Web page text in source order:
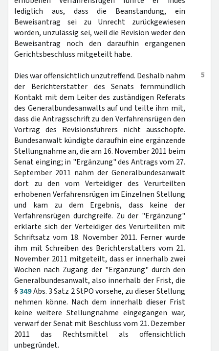
lediglich aus, dass die Beanstandung, ein
Beweisantrag sei zu Unrecht zurückgewiesen
worden, unzulässig sei, weil die Revision weder den
Beweisantrag noch den daraufhin ergangenen
Gerichtsbeschluss mitgeteilt habe.
5
Dies war offensichtlich unzutreffend. Deshalb nahm
der Berichterstatter des Senats fernmündlich
Kontakt mit dem Leiter des zuständigen Referats
des Generalbundesanwalts auf und teilte ihm mit,
dass die Antragsschrift zu den Verfahrensrügen den
Vortrag des Revisionsführers nicht ausschöpfe.
Bundesanwalt kündigte daraufhin eine ergänzende
Stellungnahme an, die am 16. November 2011 beim
Senat einging; in "Ergänzung" des Antrags vom 27.
September 2011 nahm der Generalbundesanwalt
dort zu den vom Verteidiger des Verurteilten
erhobenen Verfahrensrügen im Einzelnen Stellung
und kam zu dem Ergebnis, dass keine der
Verfahrensrügen durchgreife. Zu der "Ergänzung"
erklärte sich der Verteidiger des Verurteilten mit
Schriftsatz vom 18. November 2011. Ferner wurde
ihm mit Schreiben des Berichterstatters vom 21.
November 2011 mitgeteilt, dass er innerhalb zwei
Wochen nach Zugang der "Ergänzung" durch den
Generalbundesanwalt, also innerhalb der Frist, die
§349Abs. 3 Satz 2 StPO vorsehe, zu dieser Stellung
nehmen könne. Nach dem innerhalb dieser Frist
keine weitere Stellungnahme eingegangen war,
verwarf der Senat mit Beschluss vom 21. Dezember
2011 das Rechtsmittel als offensichtlich
unbegründet.